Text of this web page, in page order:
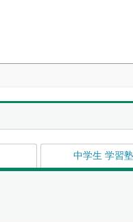
中学生 学習塾